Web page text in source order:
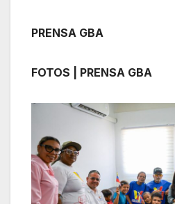
PRENSA GBA
FOTOS | PRENSA GBA